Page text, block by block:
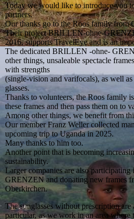
Today we would like to introduce you
partners.
Our thanks go to the Roos family from
Their project BRILLEN-ohne-
2016, supports TravelEye and is an
The dedicated BRILLEN -ohne-
other things, unsaleable spectacle
with strengths
(single-vision and varifocals), as well as
glasses.
Thanks to volunteers, the Roos family
these frames and then pass them on to
Among other things, we benefit from
Our member Franz Weller collected
upcoming trip to Uganda in 2025.
Many thanks to him too.
Another point that is becoming
sustainability.
Larger companies are also
GRENZEN and donating new frames
Oberkirchen.
The sunglasses without prescription
particular, as we work in an area where